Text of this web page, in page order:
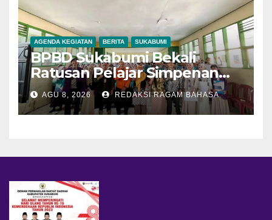
AGENDA KEGIATAN BERITA SUKABUMI
BPBD Sukabumi Bekali
Ratusan Pelajar Simpenan
dengan Mitigasi Bencana
dan PFA
AGU 8, 2026 REDAKSI RAGAM BAHASA